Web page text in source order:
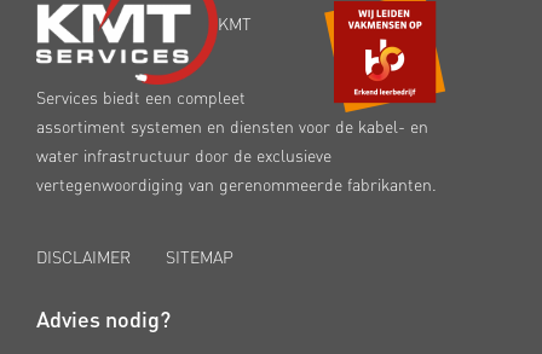
KMT
Services biedt een compleet
assortiment systemen en diensten voor de kabel- en
water infrastructuur door de exclusieve
vertegenwoordiging van gerenommeerde fabrikanten.
DISCLAIMER SITEMAP
Advies nodig?